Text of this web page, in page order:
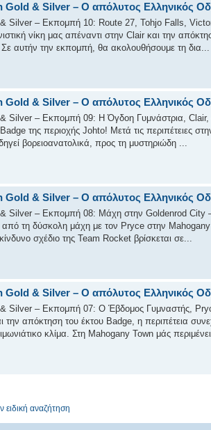
Gold & Silver – Ο απόλυτος Ελληνικός
Silver – Εκπομπή 10: Route 27, Tohjo Falls,
νίκη μας απέναντι στην Clair και την
αυτήν την εκπομπή, θα ακολουθήσουμε τη δια...
Gold & Silver – Ο απόλυτος Ελληνικός
Silver – Εκπομπή 09: Η Όγδοη Γυμνάστρια, Clair,
της περιοχής Johto! Μετά τις περιπέτειες
βορειοανατολικά, προς τη μυστηριώδη ...
Gold & Silver – Ο απόλυτος Ελληνικός
Silver – Εκπομπή 08: Μάχη στην Goldenrod City
τη δύσκολη μάχη με τον Pryce στην
σχέδιο της Team Rocket βρίσκεται σε...
Gold & Silver – Ο απόλυτος Ελληνικός
Silver – Εκπομπή 07: Ο Έβδομος Γυμναστής,
την απόκτηση του έκτου Badge, η περιπέτεια
κλίμα. Στη Mahogany Town μάς περιμένει
ειδική αναζήτηση